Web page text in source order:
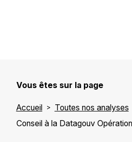
Vous êtes sur la page
Accueil Toutes nos analyses
Conseil à la Datagouv